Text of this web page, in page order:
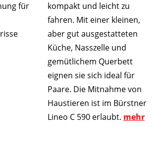
für
kompakt und leicht zu
fahren. Mit einer kleinen,
aber gut ausgestatteten
Küche, Nasszelle und
gemütlichem Querbett
eignen sie sich ideal für
Paare. Die Mitnahme von
Haustieren ist im Bürstner
Lineo C 590​​​ erlaubt. mehr